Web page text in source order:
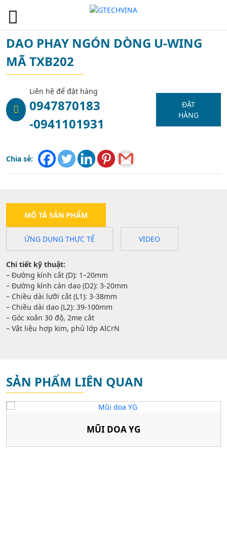
DAO PHAY NGÓN DÒNG U-WING
MÃ TXB202
Liên hệ để đặt hàng
0947870183
-0941101931
ĐẶT
HÀNG
Chia sẻ:
MÔ TẢ SẢN PHẨM
ỨNG DỤNG THỰC TẾ VIDEO
Chi tiết kỹ thuật:
– Đường kính cắt (D): 1–20mm
– Đường kính cán dao (D2): 3-20mm
– Chiều dài lưỡi cắt (L1): 3-38mm
– Chiều dài dao (L2): 39-100mm
– Góc xoắn 30 độ, 2me cắt
– Vật liệu hợp kim, phủ lớp AlCrN
SẢN PHẨM LIÊN QUAN
MŨI DOA YG